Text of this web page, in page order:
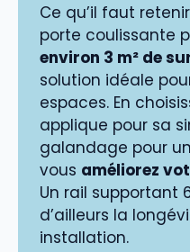
Ce qu’il faut
porte coulissante
environ 3 m² de
solution idéale
espaces. En
applique pour sa
galandage pour
vous améliorez
Un rail supportant
d’ailleurs la
installation.